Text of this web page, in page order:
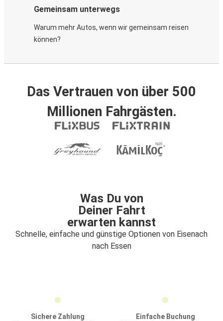
Gemeinsam unterwegs
Warum mehr Autos, wenn wir gemeinsam reisen
können?
Das Vertrauen von über 500
Millionen Fahrgästen.
Was Du von
Deiner Fahrt
erwarten kannst
Schnelle, einfache und günstige Optionen von Eisenach
nach Essen
Sichere Zahlung
Einfache Buchung